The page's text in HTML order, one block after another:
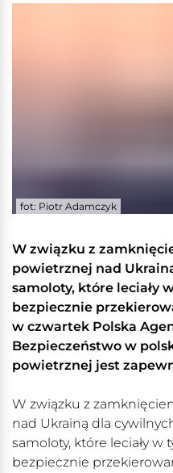
fot: Piotr Adamczyk
W związku z
powietrznej nad
samoloty, które leciały
bezpiecznie
w czwartek Polska
Bezpieczeństwo w
powietrznej jest
W związku z
nad Ukrainą dla
samoloty, które leciały w
bezpiecznie